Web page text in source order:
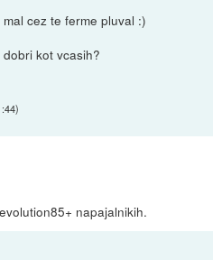
cez te ferme pluval :)
kot vcasih?
)
napajalnikih.